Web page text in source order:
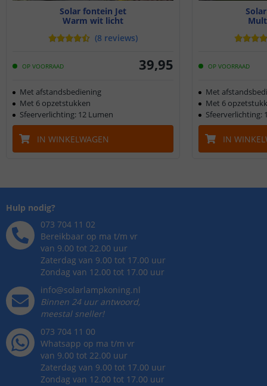
Solar fontein Jet
Warm wit licht
(8 reviews)
OP VOORRAAD 39,95
Met afstandsbediening
Met 6 opzetstukken
Sfeerverlichting: 12 Lumen
IN WINKELWAGEN
OP VOORRAAD
Met
Met 6
Sfeerverlichting:
IN
Hulp nodig?
073 704 11 02
Bereikbaar op ma t/m vr
van 9.00 tot 22.00 uur
Zaterdag van 9.00 tot 17.00 uur
Zondag van 12.00 tot 17.00 uur
info@solarlampkoning.nl
Binnen 24 uur antwoord,
meestal sneller!
073 704 11 00
Whatsapp op ma t/m vr
van 9.00 tot 22.00 uur
Zaterdag van 9.00 tot 17.00 uur
Zondag van 12.00 tot 17.00 uur